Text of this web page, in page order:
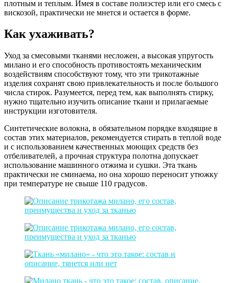
плотным и теплым. Имея в составе полиэстер или его смесь с
вискозой, практически не мнется и остается в форме.
Как ухаживать?
Уход за смесовыми тканями несложен, а высокая упругость
милано и его способность противостоять механическим
воздействиям способствуют тому, что эти трикотажные
изделия сохранят свою привлекательность и после большого
числа стирок. Разумеется, перед тем, как выполнять стирку,
нужно тщательно изучить описание ткани и прилагаемые
инструкции изготовителя.
Синтетические волокна, в обязательном порядке входящие в
состав этих материалов, рекомендуется стирать в теплой воде
и с использованием качественных моющих средств без
отбеливателей, а прочная структура полотна допускает
использование машинного отжима и сушки. Эта ткань
практически не сминаема, но она хорошо переносит утюжку
при температуре не свыше 110 градусов.